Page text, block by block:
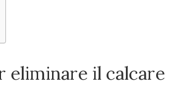
eliminare il calcare